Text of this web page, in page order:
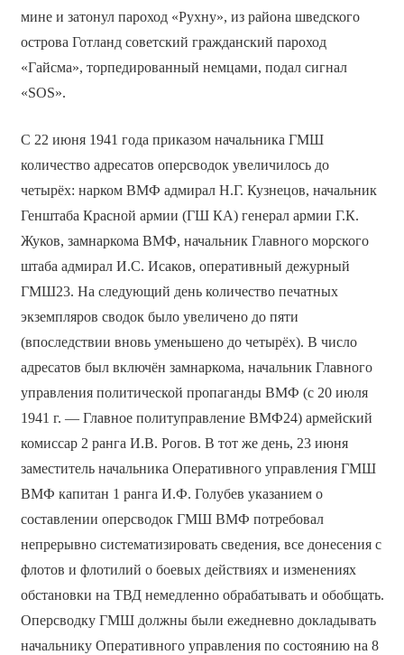
мине и затонул пароход «Рухну», из района шведского
острова Готланд советский гражданский пароход
«Гайсма», торпедированный немцами, подал сигнал
«SOS».
С 22 июня 1941 года приказом начальника ГМШ
количество адресатов оперсводок увеличилось до
четырёх: нарком ВМФ адмирал Н.Г. Кузнецов, начальник
Генштаба Красной армии (ГШ КА) генерал армии Г.К.
Жуков, замнаркома ВМФ, начальник Главного морского
штаба адмирал И.С. Исаков, оперативный дежурный
ГМШ23. На следующий день количество печатных
экземпляров сводок было увеличено до пяти
(впоследствии вновь уменьшено до четырёх). В число
адресатов был включён замнаркома, начальник Главного
управления политической пропаганды ВМФ (с 20 июля
1941 г. — Главное политуправление ВМФ24) армейский
комиссар 2 ранга И.В. Рогов. В тот же день, 23 июня
заместитель начальника Оперативного управления ГМШ
ВМФ капитан 1 ранга И.Ф. Голубев указанием о
составлении оперсводок ГМШ ВМФ потребовал
непрерывно систематизировать сведения, все донесения с
флотов и флотилий о боевых действиях и изменениях
обстановки на ТВД немедленно обрабатывать и обобщать.
Оперсводку ГМШ должны были ежедневно докладывать
начальнику Оперативного управления по состоянию на 8